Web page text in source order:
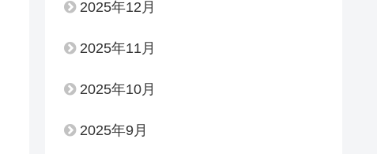
2025年12月
2025年11月
2025年10月
2025年9月